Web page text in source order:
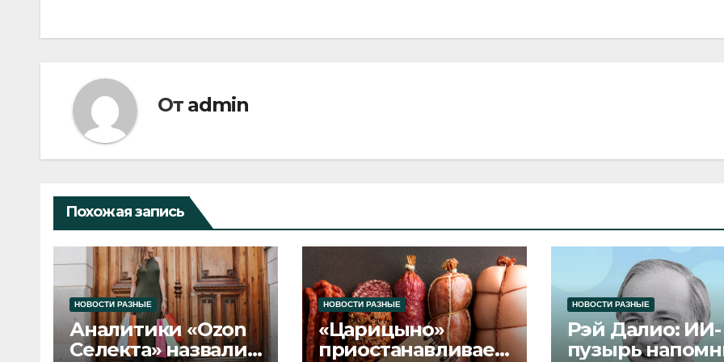
От admin
Похожая запись
НОВОСТИ РАЗНЫЕ
Аналитики «Ozon
Селекта» назвали
НОВОСТИ РАЗНЫЕ
«Царицыно»
приостанавливает
НОВОСТИ РАЗНЫЕ
Рэй Далио: ИИ-
пузырь